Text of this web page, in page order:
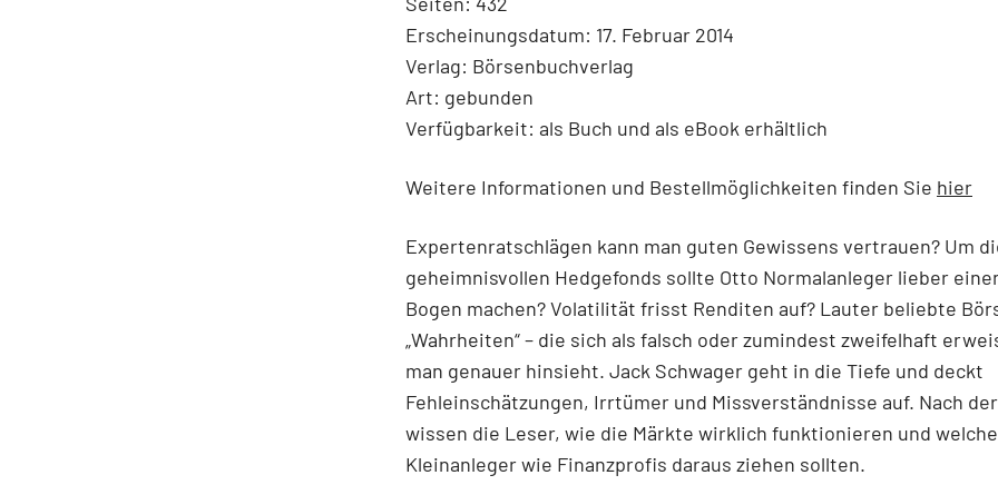
Erscheinungsdatum: 17. Februar 2014
Verlag: Börsenbuchverlag
Art: gebunden
Verfügbarkeit: als Buch und als eBook erhältlich
Weitere Informationen und Bestellmöglichkeiten finden Sie hier
Expertenratschlägen kann man guten Gewissens vertrauen? Um
geheimnisvollen Hedgefonds sollte Otto Normalanleger lieber
Bogen machen? Volatilität frisst Renditen auf? Lauter beliebte
„Wahrheiten“ – die sich als falsch oder zumindest zweifelhaft
man genauer hinsieht. Jack Schwager geht in die Tiefe und deckt
Fehleinschätzungen, Irrtümer und Missverständnisse auf. Nach
wissen die Leser, wie die Märkte wirklich funktionieren und
Kleinanleger wie Finanzprofis daraus ziehen sollten.